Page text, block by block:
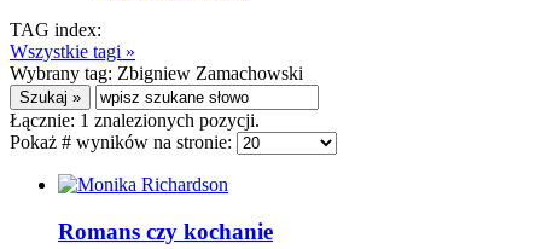
TAG index:
Wszystkie tagi »
Wybrany tag: Zbigniew Zamachowski
Łącznie: 1 znalezionych pozycji.
Pokaż # wyników na stronie:
Romans czy kochanie